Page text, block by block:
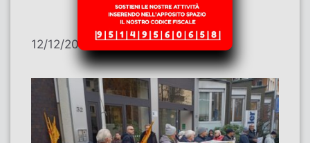
12/12/2025 diFrancesco Macario